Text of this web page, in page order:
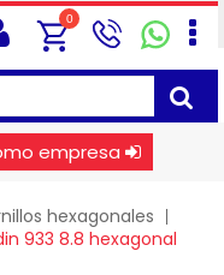
0
empresa
hexagonales
933 8.8 hexagonal